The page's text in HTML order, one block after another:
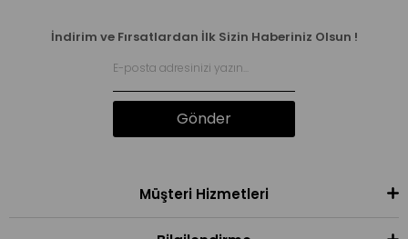
İndirim ve Fırsatlardan İlk Sizin Haberiniz Olsun !
Gönder
Müşteri Hizmetleri